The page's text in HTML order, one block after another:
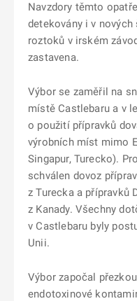
Navzdory těmto
detekovány i v
roztoků v irském
zastavena.
Výbor se zaměřil na
místě Castlebaru a v
o použití přípravků
výrobních míst mimo
Singapur, Turecko).
schválen dovoz
z Turecka a přípravků
z Kanady. Všechny
v Castlebaru byly
Unii.
Výbor započal
endotoxinové